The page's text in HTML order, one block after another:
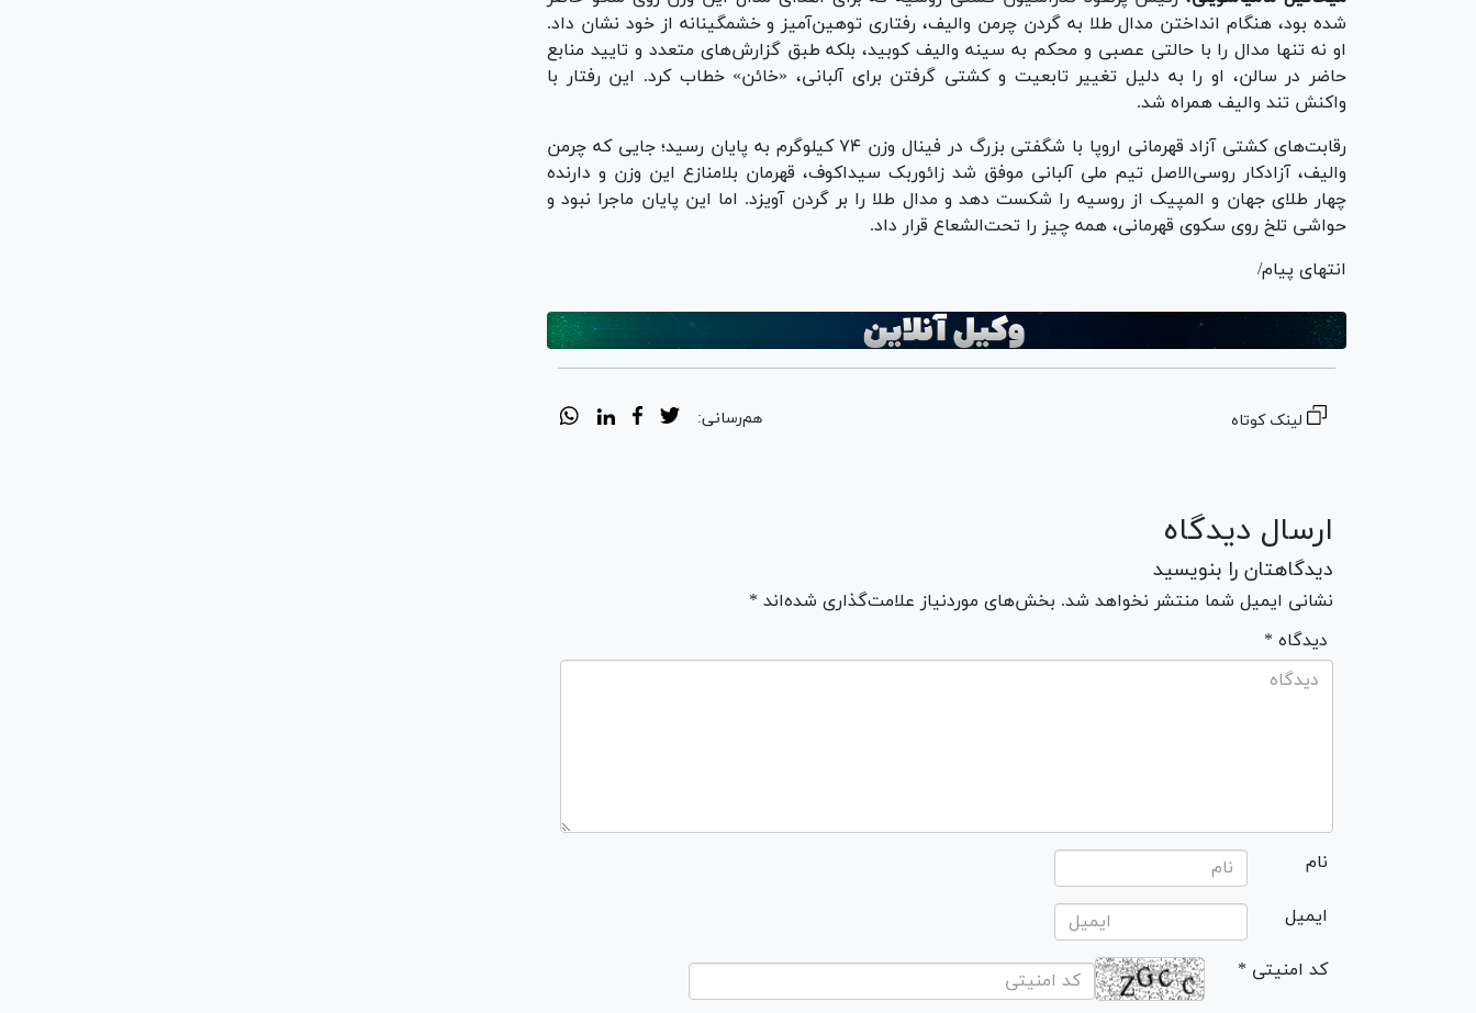
شده بود، هنگام انداختن مدال طلا به گردن چرمن والیف، رفتاری توهین‌آمیز و خشمگینانه از خود نشان داد.
او نه تنها مدال را با حالتی عصبی و محکم به سینه والیف کوبید، بلکه طبق گزارش‌های متعدد و تایید منابع
حاضر در سالن، او را به دلیل تغییر تابعیت و کشتی گرفتن برای آلبانی، «خائن» خطاب کرد. این رفتار با
واکنش تند والیف همراه شد.
رقابت‌های کشتی آزاد قهرمانی اروپا با شگفتی بزرگ در فینال وزن ۷۴ کیلوگرم به پایان رسید؛ جایی که چرمن
والیف، آزادکار روسی‌الاصل تیم ملی آلبانی موفق شد زائوربک سیداکوف، قهرمان بلامنازع این وزن و دارنده
چهار طلای جهان و المپیک از روسیه را شکست دهد و مدال طلا را بر گردن آویزد. اما این پایان ماجرا نبود و
حواشی تلخ روی سکوی قهرمانی، همه چیز را تحت‌الشعاع قرار داد.
انتهای پیام/
لینک کوتاه هم‌رسانی:
ارسال دیدگاه
دیدگاهتان را بنویسید
نشانی ایمیل شما منتشر نخواهد شد. بخش‌های موردنیاز علامت‌گذاری شده‌اند *
* دیدگاه
نام
ایمیل
* کد امنیتی